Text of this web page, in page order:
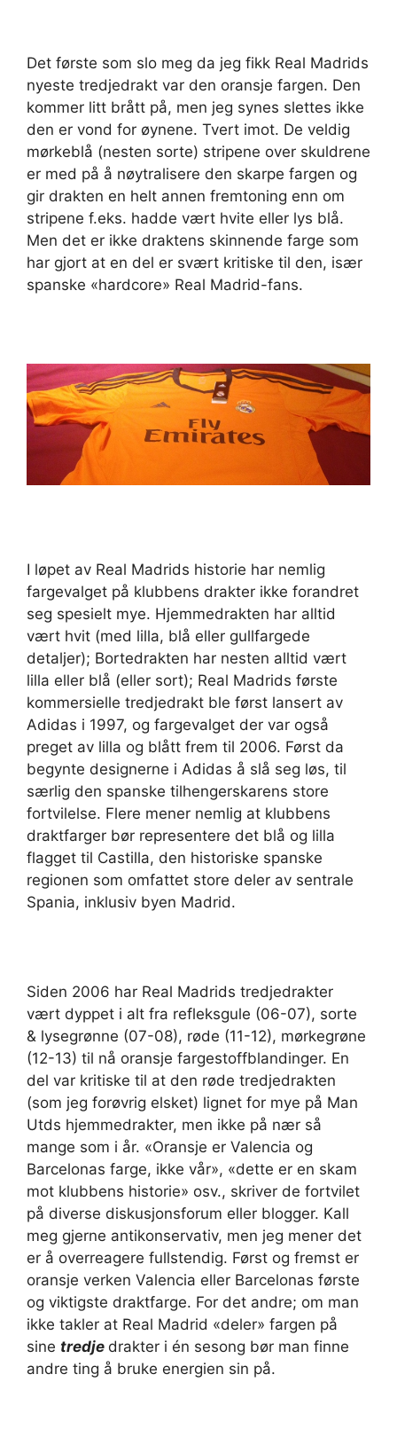
Det første som slo meg da jeg fikk Real Madrids
nyeste tredjedrakt var den oransje fargen. Den
kommer litt brått på, men jeg synes slettes ikke
den er vond for øynene. Tvert imot. De veldig
mørkeblå (nesten sorte) stripene over skuldrene
er med på å nøytralisere den skarpe fargen og
gir drakten en helt annen fremtoning enn om
stripene f.eks. hadde vært hvite eller lys blå.
Men det er ikke draktens skinnende farge som
har gjort at en del er svært kritiske til den, især
spanske «hardcore» Real Madrid-fans.
I løpet av Real Madrids historie har nemlig
fargevalget på klubbens drakter ikke forandret
seg spesielt mye. Hjemmedrakten har alltid
vært hvit (med lilla, blå eller gullfargede
detaljer); Bortedrakten har nesten alltid vært
lilla eller blå (eller sort); Real Madrids første
kommersielle tredjedrakt ble først lansert av
Adidas i 1997, og fargevalget der var også
preget av lilla og blått frem til 2006. Først da
begynte designerne i Adidas å slå seg løs, til
særlig den spanske tilhengerskarens store
fortvilelse. Flere mener nemlig at klubbens
draktfarger bør representere det blå og lilla
flagget til Castilla, den historiske spanske
regionen som omfattet store deler av sentrale
Spania, inklusiv byen Madrid.
Siden 2006 har Real Madrids tredjedrakter
vært dyppet i alt fra refleksgule (06-07), sorte
& lysegrønne (07-08), røde (11-12), mørkegrøne
(12-13) til nå oransje fargestoffblandinger. En
del var kritiske til at den røde tredjedrakten
(som jeg forøvrig elsket) lignet for mye på Man
Utds hjemmedrakter, men ikke på nær så
mange som i år. «Oransje er Valencia og
Barcelonas farge, ikke vår», «dette er en skam
mot klubbens historie» osv., skriver de fortvilet
på diverse diskusjonsforum eller blogger. Kall
meg gjerne antikonservativ, men jeg mener det
er å overreagere fullstendig. Først og fremst er
oransje verken Valencia eller Barcelonas første
og viktigste draktfarge. For det andre; om man
ikke takler at Real Madrid «deler» fargen på
sine tredje drakter i én sesong bør man finne
andre ting å bruke energien sin på.